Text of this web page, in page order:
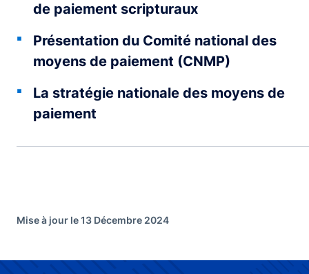
de paiement scripturaux
Présentation du Comité national des
moyens de paiement (CNMP)
La stratégie nationale des moyens de
paiement
Mise à jour le 13 Décembre 2024